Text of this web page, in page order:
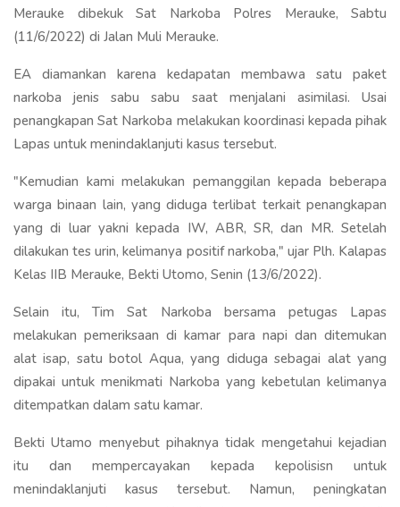
Merauke dibekuk Sat Narkoba Polres Merauke, Sabtu
(11/6/2022) di Jalan Muli Merauke.
EA diamankan karena kedapatan membawa satu paket
narkoba jenis sabu sabu saat menjalani asimilasi. Usai
penangkapan Sat Narkoba melakukan koordinasi kepada pihak
Lapas untuk menindaklanjuti kasus tersebut.
"Kemudian kami melakukan pemanggilan kepada beberapa
warga binaan lain, yang diduga terlibat terkait penangkapan
yang di luar yakni kepada IW, ABR, SR, dan MR. Setelah
dilakukan tes urin, kelimanya positif narkoba," ujar Plh. Kalapas
Kelas IIB Merauke, Bekti Utomo, Senin (13/6/2022).
Selain itu, Tim Sat Narkoba bersama petugas Lapas
melakukan pemeriksaan di kamar para napi dan ditemukan
alat isap, satu botol Aqua, yang diduga sebagai alat yang
dipakai untuk menikmati Narkoba yang kebetulan kelimanya
ditempatkan dalam satu kamar.
Bekti Utamo menyebut pihaknya tidak mengetahui kejadian
itu dan mempercayakan kepada kepolisisn untuk
menindaklanjuti kasus tersebut. Namun, peningkatan